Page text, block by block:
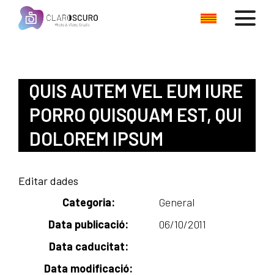
QUIS AUTEM VEL EUM IURE
PORRO QUISQUAM EST, QUI
DOLOREM IPSUM
Editar dades
Categoria:
General
Data publicació:
06/10/2011
Data caducitat:
Data modificació: